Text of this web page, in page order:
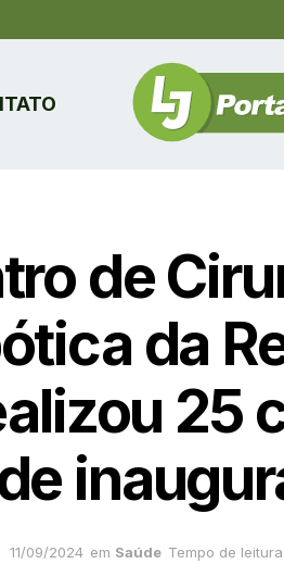
de
da
25
11/09/2024 em Saúde Tempo de